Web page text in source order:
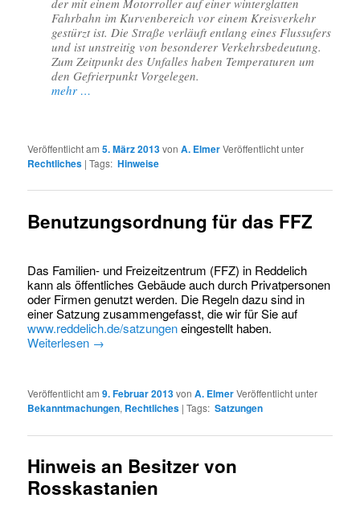
Fahrbahn im Kurvenbereich vor einem Kreisverkehr
gestürzt ist. Die Straße verläuft entlang eines Flussufers
und ist unstreitig von besonderer Verkehrsbedeutung.
Zum Zeitpunkt des Unfalles haben Temperaturen um
den Gefrierpunkt Vorgelegen.
mehr …
Veröffentlicht am5. März 2013vonA. ElmerVeröffentlicht unter
Rechtliches |Tags: Hinweise
Benutzungsordnung für das FFZ
Das Familien- und Freizeitzentrum (FFZ) in Reddelich
kann als öffentliches Gebäude auch durch Privatpersonen
oder Firmen genutzt werden. Die Regeln dazu sind in
einer Satzung zusammengefasst, die wir für Sie auf
www.reddelich.de/satzungeneingestellt haben.
Weiterlesen →
Veröffentlicht am9. Februar 2013vonA. ElmerVeröffentlicht unter
Bekanntmachungen, Rechtliches |Tags: Satzungen
Hinweis an Besitzer von
Rosskastanien